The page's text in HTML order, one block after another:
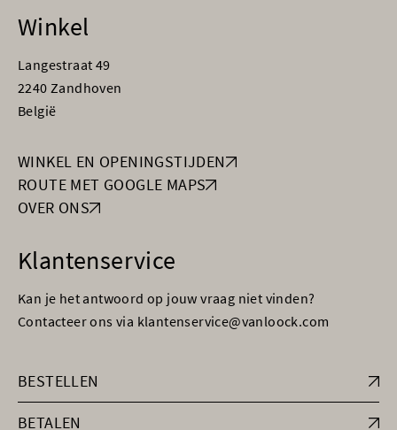
Winkel
Langestraat 49
2240 Zandhoven
België
WINKEL EN OPENINGSTIJDEN
ROUTE MET GOOGLE MAPS
OVER ONS
Klantenservice
Kan je het antwoord op jouw vraag niet vinden?
Contacteer ons via klantenservice@vanloock.com
BESTELLEN
BETALEN